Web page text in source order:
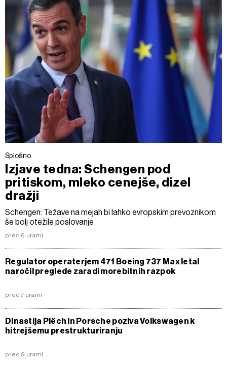
Splošno
Izjave tedna: Schengen pod
pritiskom, mleko cenejše, dizel
dražji
Schengen: Težave na mejah bi lahko evropskim prevoznikom
še bolj otežile poslovanje
pred 6 urami
Regulator operaterjem 471 Boeing 737 Max letal
naročil preglede zaradi morebitnih razpok
pred 7 urami
Dinastija Piëch in Porsche poziva Volkswagen k
hitrejšemu prestrukturiranju
pred 9 urami